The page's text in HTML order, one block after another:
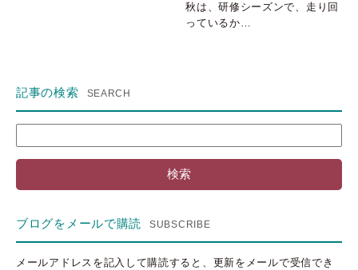
秋は、研修シーズンで、走り回
っているか…
記事の検索
索:
ブログをメールで購読
メールアドレスを記入して購読すると、更新をメールで受信でき